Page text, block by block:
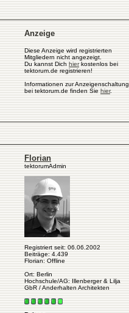
Anzeige
Diese Anzeige wird registrierten
Mitgliedern nicht angezeigt.
Du kannst Dich hierkostenlos bei
tektorum.de registrieren!
Informationen zur Anzeigenschaltung
bei tektorum.de finden Sie hier.
Florian
tektorumAdmin
Registriert seit: 06.06.2002
Beiträge: 4.439
Florian: Offline
Ort: Berlin
Hochschule/AG: Illenberger & Lilja
GbR / Anderhalten Architekten